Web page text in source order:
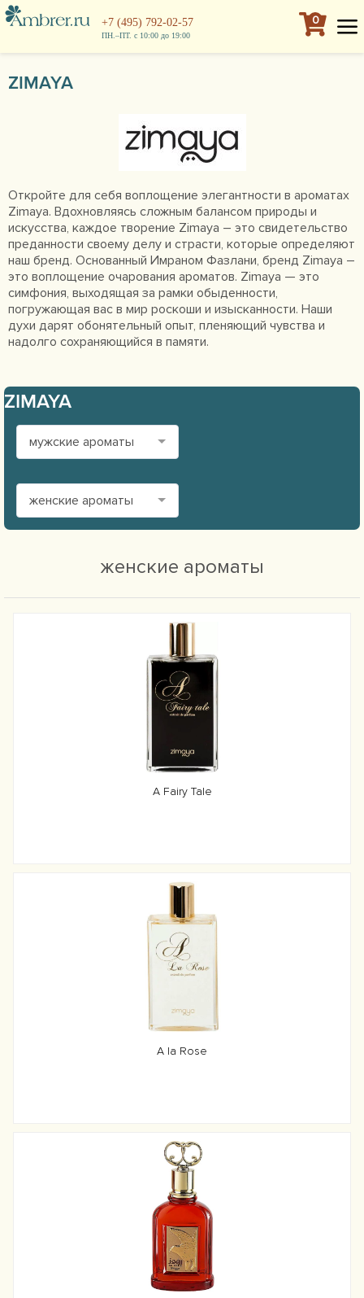
+7 (495) 792-02-57
ПН.–ПТ. с 10:00 до 19:00
0
ZIMAYA
Откройте для себя воплощение элегантности в ароматах
Zimaya. Вдохновляясь сложным балансом природы и
искусства, каждое творение Zimaya – это свидетельство
преданности своему делу и страсти, которые определяют
наш бренд. Основанный Имраном Фазлани, бренд Zimaya –
это воплощение очарования ароматов. Zimaya — это
симфония, выходящая за рамки обыденности,
погружающая вас в мир роскоши и изысканности. Наши
духи дарят обонятельный опыт, пленяющий чувства и
надолго сохраняющийся в памяти.
ZIMAYA
мужские ароматы
женские ароматы
женские ароматы
A Fairy Tale
A la Rose